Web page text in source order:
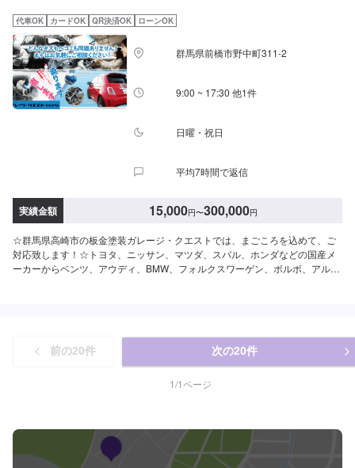
代車OK カードOK QR決済OK ローンOK
群馬県前橋市野中町311-2
9:00 ~ 17:30 他1件
日曜・祝日
平均7時間で返信
実績金額 15,000円〜300,000円
☆群馬県高崎市の板金塗装ガレージ・クエストでは、まごころを込めて、ご
対応致します！☆トヨタ、ニッサン、マツダ、スバル、ホンダなどの国産メ
ーカーからベンツ、アウディ、BMW、フォルクスワーゲン、ボルボ、アルフ
多くいらっしゃっています。是非一度お気軽にご相談、ご来店ください。-----
---------------------------------------------【1】オファーにてお問い合わせ【2】お見
積り【3】お見積りにご納得いただければ作業開始【4】仕上がり次第納車☆
納期について☆通常1週間程度で納車いたします。作業内容や車種・パーツに
承ください。【定休日・営業時間】定休日：日曜日、祝日営業時間：
9:00~18:30
前の20件 次の20件
1/1ページ